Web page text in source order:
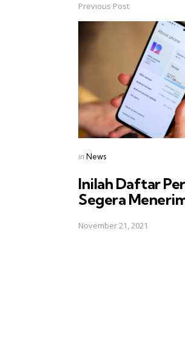
Post
navigation
Previous Post
Posted
inNews
Inilah Daftar
Segera
November 21, 2021